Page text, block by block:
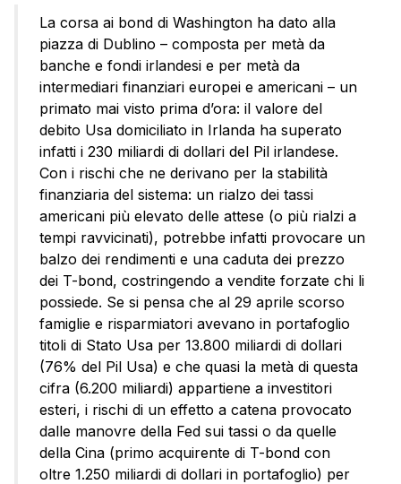
La corsa ai bond di Washington ha dato alla
piazza di Dublino – composta per metà da
banche e fondi irlandesi e per metà da
intermediari finanziari europei e americani – un
primato mai visto prima d’ora: il valore del
debito Usa domiciliato in Irlanda ha superato
infatti i 230 miliardi di dollari del Pil irlandese.
Con i rischi che ne derivano per la stabilità
finanziaria del sistema: un rialzo dei tassi
americani più elevato delle attese (o più rialzi a
tempi ravvicinati), potrebbe infatti provocare un
balzo dei rendimenti e una caduta dei prezzo
dei T-bond, costringendo a vendite forzate chi li
possiede. Se si pensa che al 29 aprile scorso
famiglie e risparmiatori avevano in portafoglio
titoli di Stato Usa per 13.800 miliardi di dollari
(76% del Pil Usa) e che quasi la metà di questa
cifra (6.200 miliardi) appartiene a investitori
esteri, i rischi di un effetto a catena provocato
dalle manovre della Fed sui tassi o da quelle
della Cina (primo acquirente di T-bond con
oltre 1.250 miliardi di dollari in portafoglio) per